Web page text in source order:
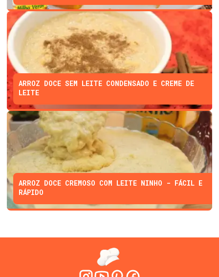
ARROZ DOCE SEM LEITE CONDENSADO E CREME DE
LEITE
ARROZ DOCE CREMOSO COM LEITE NINHO - FÁCIL E
RÁPIDO